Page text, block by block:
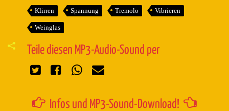
Klirren Spannung Tremolo Vibrieren
Weinglas
Teile diesen MP3-Audio-Sound per
Infos und MP3-Sound-Download!